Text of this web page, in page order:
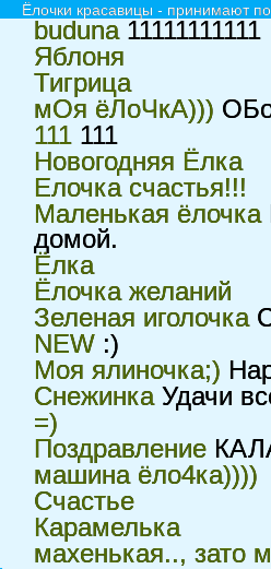
Ёлочки красавицы - принимают
buduna11111111111
Яблоня
Тигрица
мОя ёЛоЧкА)))
111 111
Новогодняя Ёлка
Елочка счастья!!!
Маленькая ёлочка
домой.
Ёлка
Ёлочка желаний
Зеленая иголочка
NEW :)
Моя ялиночка;)
CнежинкаУдачи
=)
Поздравление
машина ёло4ка))))
Счастье
Карамелька
махенькая.., зато